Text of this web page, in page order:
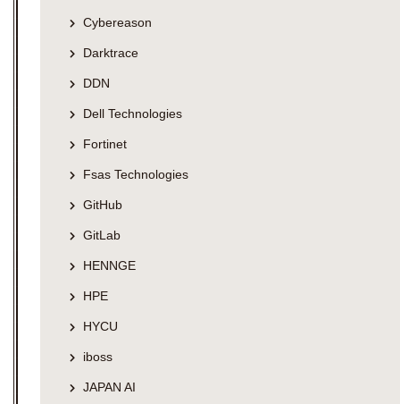
Cybereason
Darktrace
DDN
Dell Technologies
Fortinet
Fsas Technologies
GitHub
GitLab
HENNGE
HPE
HYCU
iboss
JAPAN AI